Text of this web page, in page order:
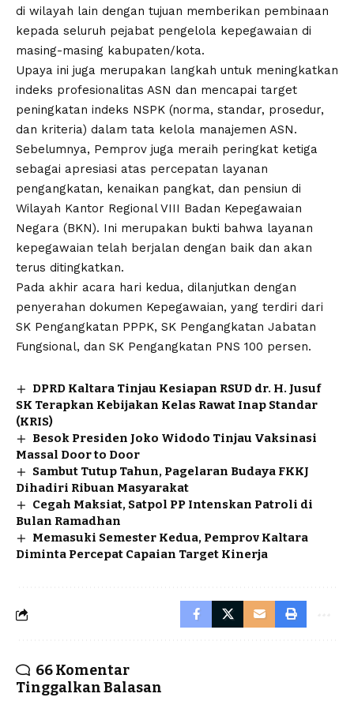
di wilayah lain dengan tujuan memberikan pembinaan
kepada seluruh pejabat pengelola kepegawaian di
masing-masing kabupaten/kota.
Upaya ini juga merupakan langkah untuk meningkatkan
indeks profesionalitas ASN dan mencapai target
peningkatan indeks NSPK (norma, standar, prosedur,
dan kriteria) dalam tata kelola manajemen ASN.
Sebelumnya, Pemprov juga meraih peringkat ketiga
sebagai apresiasi atas percepatan layanan
pengangkatan, kenaikan pangkat, dan pensiun di
Wilayah Kantor Regional VIII Badan Kepegawaian
Negara (BKN). Ini merupakan bukti bahwa layanan
kepegawaian telah berjalan dengan baik dan akan
terus ditingkatkan.
Pada akhir acara hari kedua, dilanjutkan dengan
penyerahan dokumen Kepegawaian, yang terdiri dari
SK Pengangkatan PPPK, SK Pengangkatan Jabatan
Fungsional, dan SK Pengangkatan PNS 100 persen.
DPRD Kaltara Tinjau Kesiapan RSUD dr. H. Jusuf
SK Terapkan Kebijakan Kelas Rawat Inap Standar
(KRIS)
Besok Presiden Joko Widodo Tinjau Vaksinasi
Massal Door to Door
Sambut Tutup Tahun, Pagelaran Budaya FKKJ
Dihadiri Ribuan Masyarakat
Cegah Maksiat, Satpol PP Intenskan Patroli di
Bulan Ramadhan
Memasuki Semester Kedua, Pemprov Kaltara
Diminta Percepat Capaian Target Kinerja
66 Komentar
Tinggalkan Balasan